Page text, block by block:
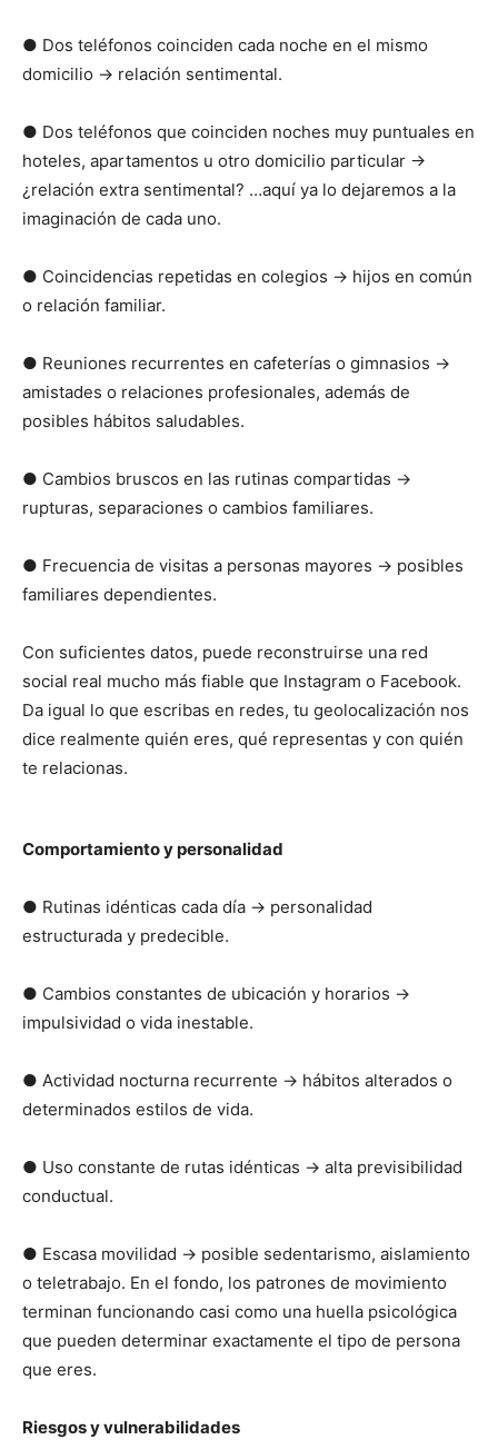
● Dos teléfonos coinciden cada noche en el mismo
domicilio → relación sentimental.
● Dos teléfonos que coinciden noches muy puntuales en
hoteles, apartamentos u otro domicilio particular →
¿relación extra sentimental? …aquí ya lo dejaremos a la
imaginación de cada uno.
● Coincidencias repetidas en colegios → hijos en común
o relación familiar.
● Reuniones recurrentes en cafeterías o gimnasios →
amistades o relaciones profesionales, además de
posibles hábitos saludables.
● Cambios bruscos en las rutinas compartidas →
rupturas, separaciones o cambios familiares.
● Frecuencia de visitas a personas mayores → posibles
familiares dependientes.
Con suficientes datos, puede reconstruirse una red
social real mucho más fiable que Instagram o Facebook.
Da igual lo que escribas en redes, tu geolocalización nos
dice realmente quién eres, qué representas y con quién
te relacionas.
Comportamiento y personalidad
● Rutinas idénticas cada día → personalidad
estructurada y predecible.
● Cambios constantes de ubicación y horarios →
impulsividad o vida inestable.
● Actividad nocturna recurrente → hábitos alterados o
determinados estilos de vida.
● Uso constante de rutas idénticas → alta previsibilidad
conductual.
● Escasa movilidad → posible sedentarismo, aislamiento
o teletrabajo. En el fondo, los patrones de movimiento
terminan funcionando casi como una huella psicológica
que pueden determinar exactamente el tipo de persona
que eres.
Riesgos y vulnerabilidades